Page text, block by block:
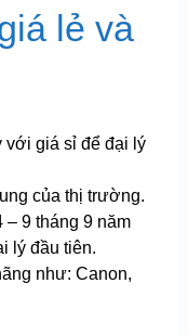
lẻ và
với giá sỉ để đại lý
của thị trường.
– 9 tháng 9 năm
lý đầu tiên.
như: Canon,